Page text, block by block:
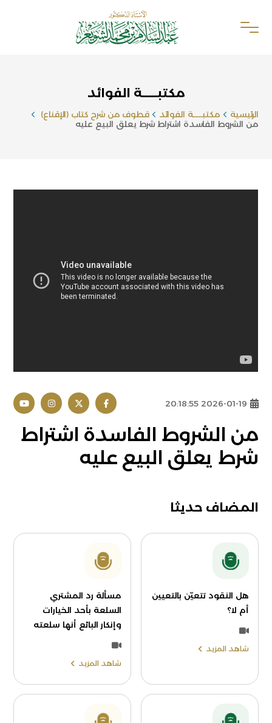
مكتبـــــة الفوائد
الرئيسية مكتبـــــة الفوائد
قطوف من شرح كتاب (الإقناع)
من الشروط الفاسدة اشتراط شرط يعلق البيع عليه
2026-01-19 20:18:55
من الشروط الفاسدة اشتراط
شرط يعلق البيع عليه
المضاف حديثا
هل النقود تتعيّن بالتعيين
أم لا؟
شاهد المزيد
مسألة رد المشتري
السلعة بأحد الخيارات
وإنكار البائع أنها سلعته
شاهد المزيد